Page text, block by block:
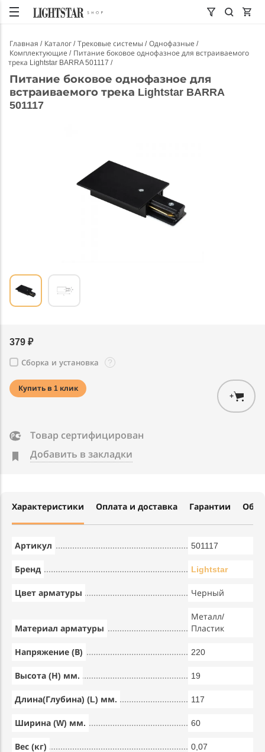
Главная Каталог Трековые системы
Однофазные
Комплектующие
Питание боковое однофазное для встраиваемого
трека Lightstar BARRA 501117
Питание боковое однофазное для
встраиваемого трека Lightstar BARRA
501117
379 ₽
Сборка и установка ?
+
Купить в 1 клик
Товар сертифицирован
Добавить в закладки
Характеристики Оплата и доставка Гарантии
Артикул 501117
Бренд Lightstar
Цвет арматуры Черный
Материал арматуры
Металл/
Пластик
Напряжение (В) 220
Высота (Н) мм. 19
Длина(Глубина) (L) мм. 117
Ширина (W) мм. 60
Вес (кг) 0,07